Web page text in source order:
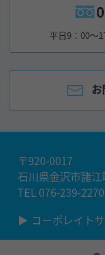
平日9：00～
〒920-0017
石川県金沢市諸
TEL 076-239-2270
▶ コーポレイト